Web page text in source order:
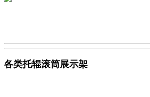
各类托辊滚筒展示架